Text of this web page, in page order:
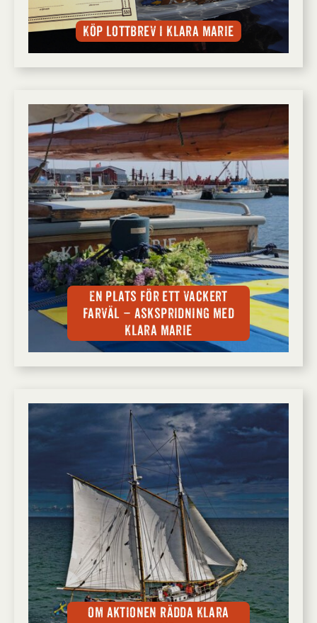
Köp lottbrev i Klara Marie
En plats för ett vackert
farväl – askspridning med
Klara Marie
Om aktionen Rädda Klara